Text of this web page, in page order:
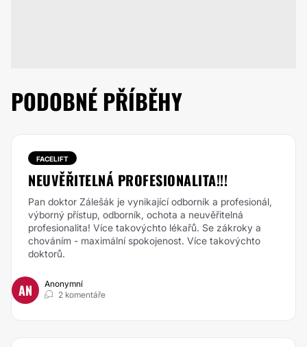
PODOBNÉ PŘÍBĚHY
FACELIFT
NEUVĚŘITELNÁ PROFESIONALITA!!!
Pan doktor Zálešák je vynikající odborník a profesionál,
výborný přístup, odborník, ochota a neuvěřitelná
profesionalita! Více takovýchto lékařů. Se zákroky a
chováním - maximální spokojenost. Více takovýchto
doktorů.
AN
Anonymní
2 komentáře